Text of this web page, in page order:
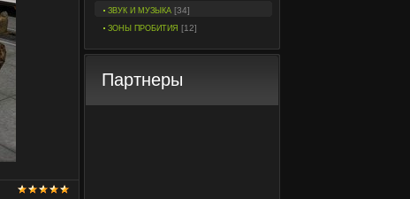
ЗВУК И МУЗЫКА [34]
ЗОНЫ ПРОБИТИЯ [12]
Партнеры